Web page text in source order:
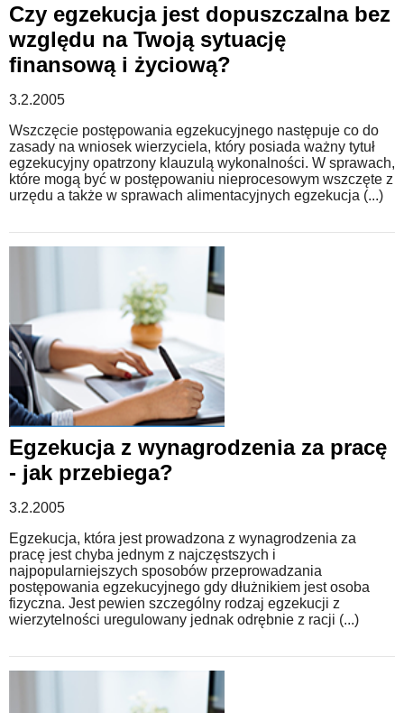
Czy egzekucja jest dopuszczalna bez
względu na Twoją sytuację
finansową i życiową?
3.2.2005
Wszczęcie postępowania egzekucyjnego następuje co do
zasady na wniosek wierzyciela, który posiada ważny tytuł
egzekucyjny opatrzony klauzulą wykonalności. W sprawach,
które mogą być w postępowaniu nieprocesowym wszczęte z
urzędu a także w sprawach alimentacyjnych egzekucja (...)
Egzekucja z wynagrodzenia za pracę
- jak przebiega?
3.2.2005
Egzekucja, która jest prowadzona z wynagrodzenia za
pracę jest chyba jednym z najczęstszych i
najpopularniejszych sposobów przeprowadzania
postępowania egzekucyjnego gdy dłużnikiem jest osoba
fizyczna. Jest pewien szczególny rodzaj egzekucji z
wierzytelności uregulowany jednak odrębnie z racji (...)